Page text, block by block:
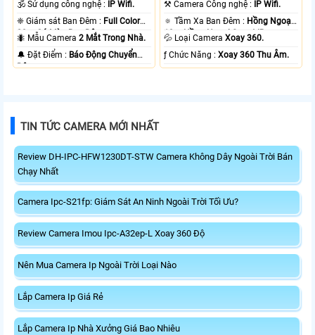
🕉️ Sử dụng công nghệ :
IP Wifi.
❈ Giám sát Ban Đêm : Full Color
20m Có Màu Ban Ðêm.
🐜 Mẫu Camera2 Mắt Trong Nhà.
️🔔 Đặt Điểm : Báo Động Chuyển
Động.
⚒ Camera Công nghệ :
IP Wifi.
🔅 Tầm Xa Ban Đêm : Hồng Ngoại
10m Hồng Ngoại Smart IR.
💦 Loại CameraXoay 360.
️ƒ Chức Năng :Xoay 360 Thu Âm.
TIN TỨC CAMERA MỚI NHẤT
Review DH-IPC-HFW1230DT-STW Camera Không Dây Ngoài Trời Bán
Chạy Nhất
Camera Ipc-S21fp: Giám Sát An Ninh Ngoài Trời Tối Ưu?
Review Camera Imou Ipc-A32ep-L Xoay 360 Độ
Nên Mua Camera Ip Ngoài Trời Loại Nào
Lắp Camera Ip Giá Rẻ
Lắp Camera Ip Nhà Xưởng Giá Bao Nhiêu